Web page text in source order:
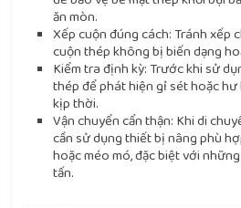
ăn mòn.
Xếp cuộn đúng cách: Tránh xếp
cuộn thép không bị biến dạng
Kiểm tra định kỳ: Trước khi sử
thép để phát hiện gỉ sét hoặc
kịp thời.
Vận chuyển cẩn thận: Khi di
cần sử dụng thiết bị nâng phù
hoặc méo mó, đặc biệt với
tấn.